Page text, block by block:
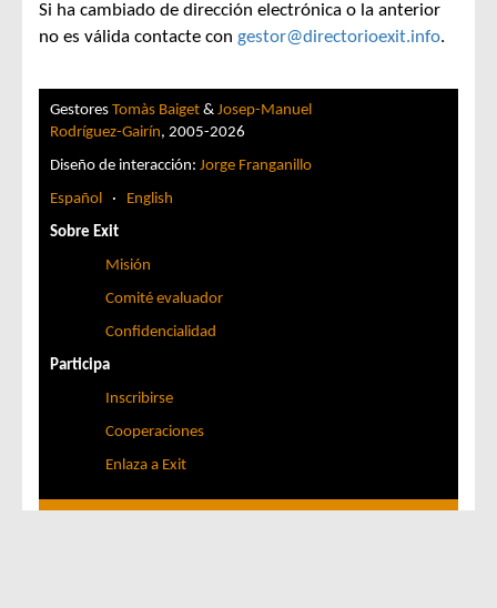
Si ha cambiado de dirección electrónica o la anterior
no es válida contacte con gestor@directorioexit.info.
Gestores Tomàs Baiget & Josep-Manuel
Rodríguez-Gairín, 2005-2026
Diseño de interacción: Jorge Franganillo
Español · English
Sobre Exit
Misión
Comité evaluador
Confidencialidad
Participa
Inscribirse
Cooperaciones
Enlaza a Exit